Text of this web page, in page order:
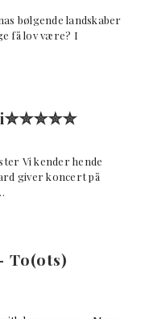
bølgende landskaber
få lov være? I
Vi kender hende
giver koncert på
To(ots)